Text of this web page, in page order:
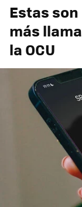
Estas
más
la OCU